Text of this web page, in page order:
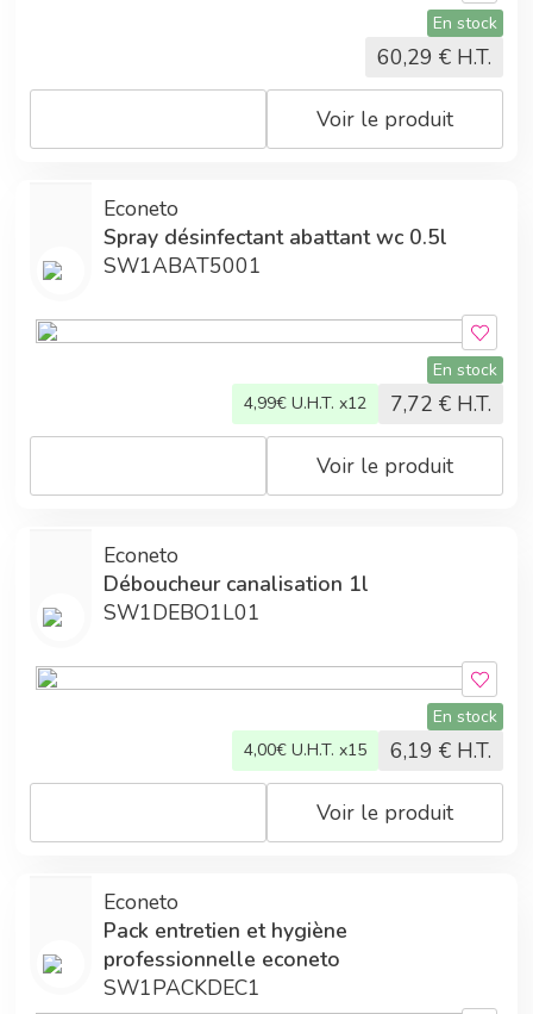
En stock
60,29 € H.T.
Voir le produit
Econeto
Spray désinfectant abattant wc 0.5l
SW1ABAT5001
En stock
4,99€ U.H.T. x12 7,72 € H.T.
Voir le produit
Econeto
Déboucheur canalisation 1l
SW1DEBO1L01
En stock
4,00€ U.H.T. x15 6,19 € H.T.
Voir le produit
Econeto
Pack entretien et hygiène
professionnelle econeto
SW1PACKDEC1